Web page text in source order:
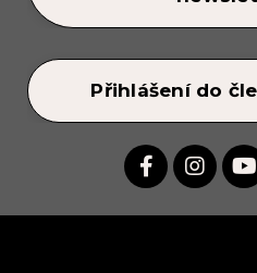
Přihlášení do